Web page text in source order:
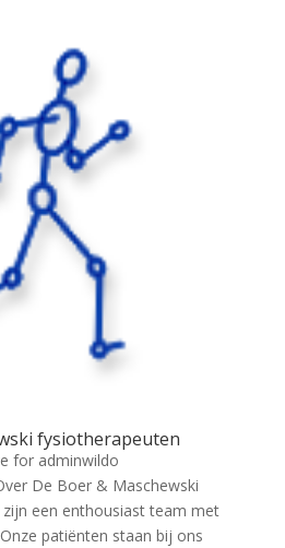
fysiotherapeuten
for adminwildo
De Boer & Maschewski
een enthousiast team met
patiënten staan bij ons